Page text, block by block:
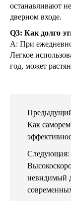
останавливают
дверном входе.
Q3: Как долго
А: При
Легкое
год, может
Как
Следующая:
невидимый